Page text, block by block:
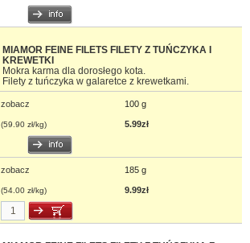
MIAMOR FEINE FILETS FILETY Z TUŃCZYKA I
KREWETKI
Mokra karma dla dorosłego kota.
Filety z tuńczyka w galaretce z krewetkami.
zobacz 100 g
(59.90 zł/kg) 5.99zł
zobacz 185 g
(54.00 zł/kg) 9.99zł